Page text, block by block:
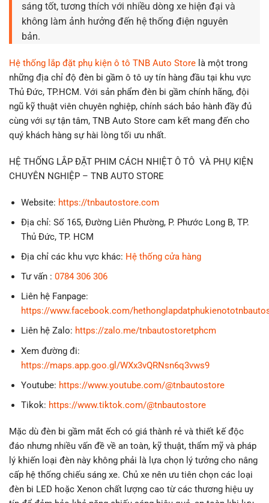
sáng tốt, tương thích với nhiều dòng xe hiện đại và
không làm ảnh hưởng đến hệ thống điện nguyên
bản.
Hệ thống lắp đặt phụ kiện ô tô TNB Auto Store là một trong
những địa chỉ độ đèn bi gầm ô tô uy tín hàng đầu tại khu vực
Thủ Đức, TP.HCM. Với sản phẩm đèn bi gầm chính hãng, đội
ngũ kỹ thuật viên chuyên nghiệp, chính sách bảo hành đầy đủ
cùng với sự tận tâm, TNB Auto Store cam kết mang đến cho
quý khách hàng sự hài lòng tối ưu nhất.
HỆ THỐNG LẮP ĐẶT PHIM CÁCH NHIỆT Ô TÔ VÀ PHỤ KIỆN
CHUYÊN NGHIỆP – TNB AUTO STORE
Website: https://tnbautostore.com
Địa chỉ: Số 165, Đường Liên Phường, P. Phước Long B, TP.
Thủ Đức, TP. HCM
Địa chỉ các khu vực khác: Hệ thống cửa hàng
Tư vấn : 0784 306 306
Liên hệ Fanpage:
https://www.facebook.com/
Liên hệ Zalo: https://zalo.me/tnbautostoretphcm
Xem đường đi:
https://maps.app.goo.gl/WXx3vQRNsn6q3vws9
Youtube: https://www.youtube.com/@tnbautostore
Tikok: https://www.tiktok.com/@tnbautostore
Mặc dù đèn bi gầm mắt ếch có giá thành rẻ và thiết kế độc
đáo nhưng nhiều vấn đề về an toàn, kỹ thuật, thẩm mỹ và pháp
lý khiến loại đèn này không phải là lựa chọn lý tưởng cho nâng
cấp hệ thống chiếu sáng xe. Chủ xe nên ưu tiên chọn các loại
đèn bi LED hoặc Xenon chất lượng cao từ các thương hiệu uy